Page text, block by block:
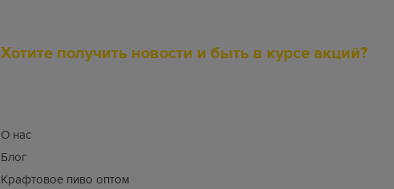
Хотите получить новости и быть в курсе акций?
О нас
Блог
Крафтовое пиво оптом